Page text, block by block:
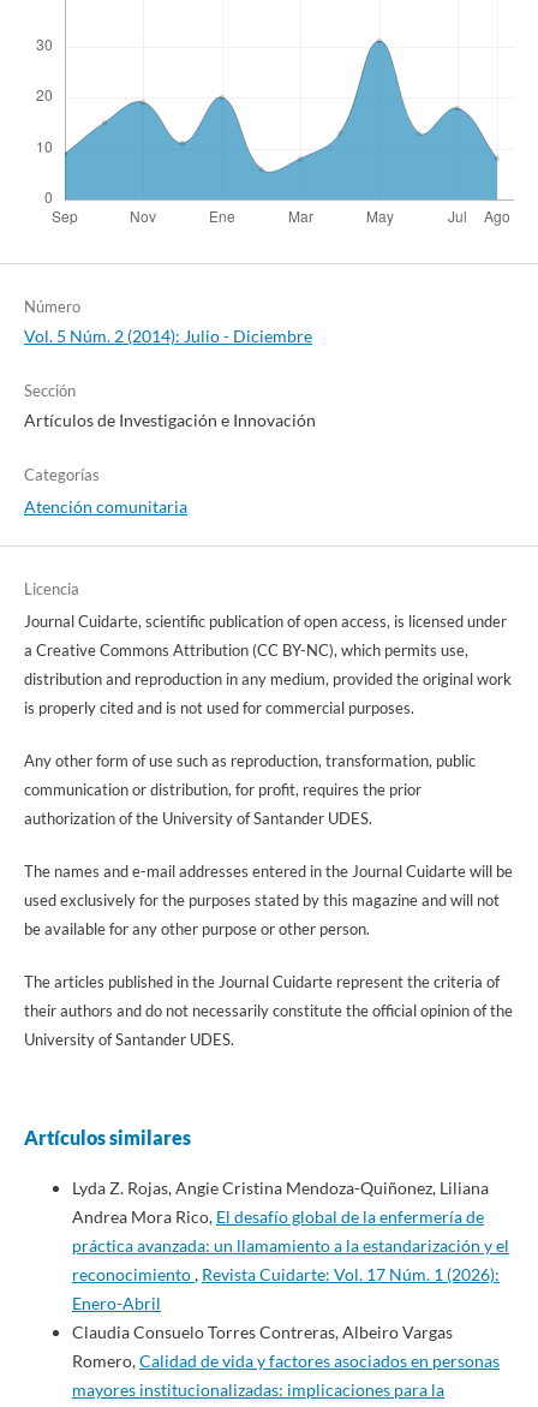
Número
Vol. 5 Núm. 2 (2014): Julio - Diciembre
Sección
Artículos de Investigación e Innovación
Categorías
Atención comunitaria
Licencia
Journal Cuidarte, scientific publication of open access, is licensed under
a Creative Commons Attribution (CC BY-NC), which permits use,
distribution and reproduction in any medium, provided the original work
is properly cited and is not used for commercial purposes.
Any other form of use such as reproduction, transformation, public
communication or distribution, for profit, requires the prior
authorization of the University of Santander UDES.
The names and e-mail addresses entered in the Journal Cuidarte will be
used exclusively for the purposes stated by this magazine and will not
be available for any other purpose or other person.
The articles published in the Journal Cuidarte represent the criteria of
their authors and do not necessarily constitute the official opinion of the
University of Santander UDES.
Artículos similares
Lyda Z. Rojas, Angie Cristina Mendoza-Quiñonez, Liliana
Andrea Mora Rico, El desafío global de la enfermería de
práctica avanzada: un llamamiento a la estandarización y el
reconocimiento, Revista Cuidarte: Vol. 17 Núm. 1 (2026):
Enero-Abril
Claudia Consuelo Torres Contreras, Albeiro Vargas
Romero,Calidad de vida y factores asociados en personas
mayores institucionalizadas: implicaciones para la